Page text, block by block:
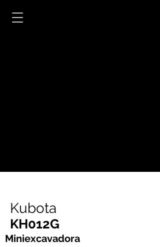
Kubota
KH012G
Miniexcavadora